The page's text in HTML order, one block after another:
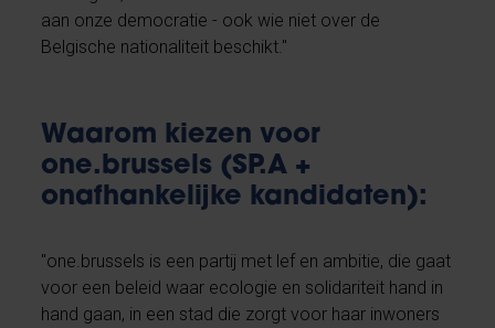
aan onze democratie - ook wie niet over de
Belgische nationaliteit beschikt."
Waarom kiezen voor
one.brussels (SP.A +
onafhankelijke kandidaten):
"one.brussels is een partij met lef en ambitie, die gaat
voor een beleid waar ecologie en solidariteit hand in
hand gaan, in een stad die zorgt voor haar inwoners